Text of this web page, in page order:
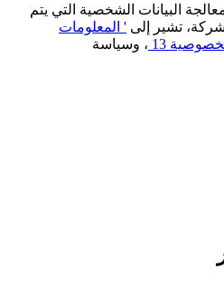
البيانات الشخصية التي يتم
تشير إلى ' المعلومات
13
، وسياسة